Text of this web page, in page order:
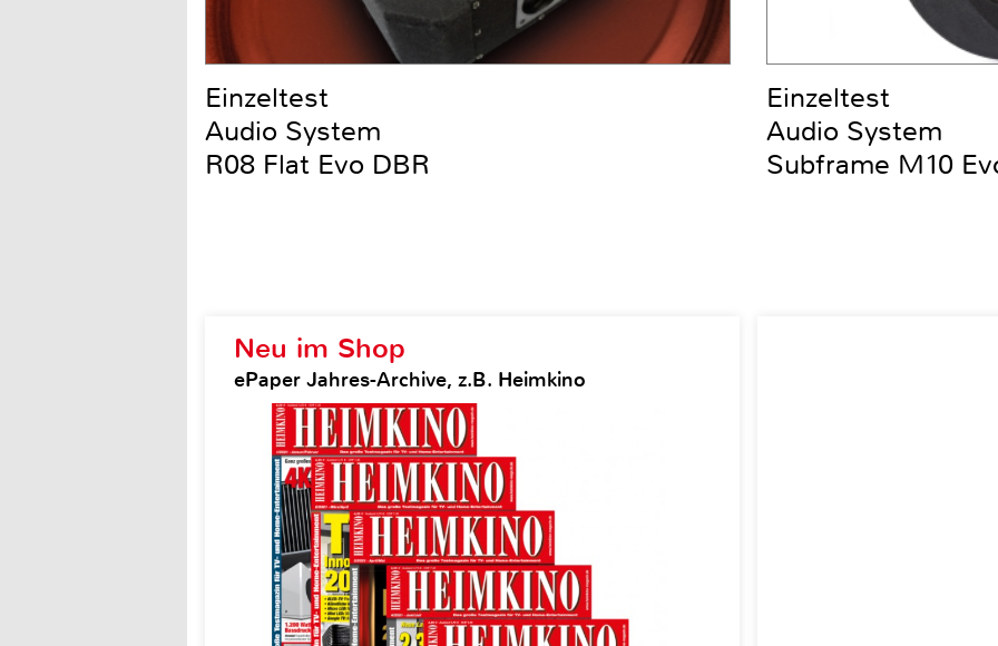
Neu im Shop
ePaper Jahres-Archive, z.B. Heimkino
Einzeltest
Audio System
R08 Flat Evo DBR
Einzeltest
Audio System
Subframe M10